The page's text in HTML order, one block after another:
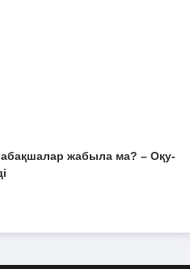
жабыла ма? – Оқу-